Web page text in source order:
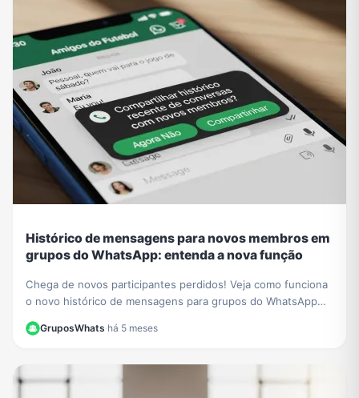
Histórico de mensagens para novos membros em
grupos do WhatsApp: entenda a nova função
Chega de novos participantes perdidos! Veja como funciona
o novo histórico de mensagens para grupos do WhatsApp
GruposWhats·há 5 meses